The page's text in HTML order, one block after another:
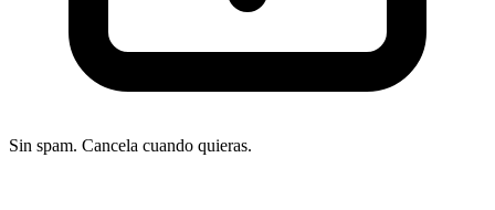
Turnstile es gratuito y privacy-first, y FriendlyCaptcha es
una solución europea GDPR-compliant. La adopción de
reCAPTCHA sigue siendo dominante por su integración
la tendencia regulatoria europea impulsa la migración
Sin spam. Cancela cuando quieras.